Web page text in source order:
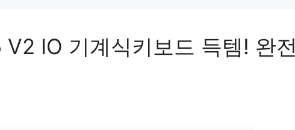
IO 기계식키보드 득템! 완전